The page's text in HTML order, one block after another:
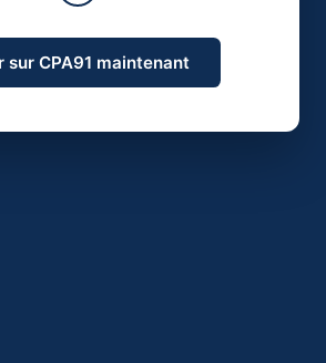
sur CPA91 maintenant